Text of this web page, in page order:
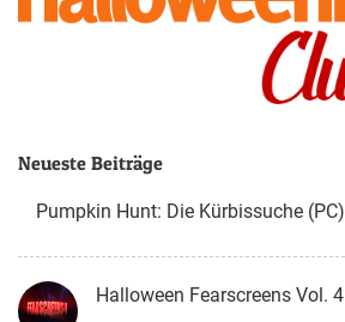
Neueste Beiträge
Pumpkin Hunt: Die Kürbissuche (PC)
Halloween Fearscreens Vol. 4